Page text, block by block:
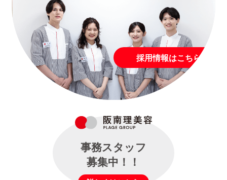
採用情報はこちら
事務スタッフ
募集中！！